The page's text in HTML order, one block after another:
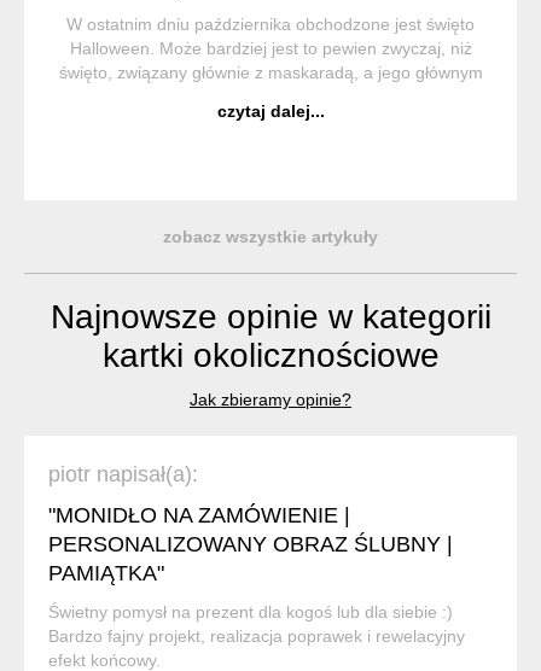
W ostatnim dniu października obchodzone jest święto
Halloween. Może bardziej jest to pewien zwyczaj, niż
święto, związany głównie z maskaradą, a jego głównym
przypomina twarz. Inne popularne ...
czytaj dalej...
zobacz wszystkie artykuły
Najnowsze opinie w kategorii
kartki okolicznościowe
Jak zbieramy opinie?
piotr napisał(a):
"MONIDŁO NA ZAMÓWIENIE |
PERSONALIZOWANY OBRAZ ŚLUBNY |
PAMIĄTKA"
Świetny pomysł na prezent dla kogoś lub dla siebie :)
Bardzo fajny projekt, realizacja poprawek i rewelacyjny
efekt końcowy.